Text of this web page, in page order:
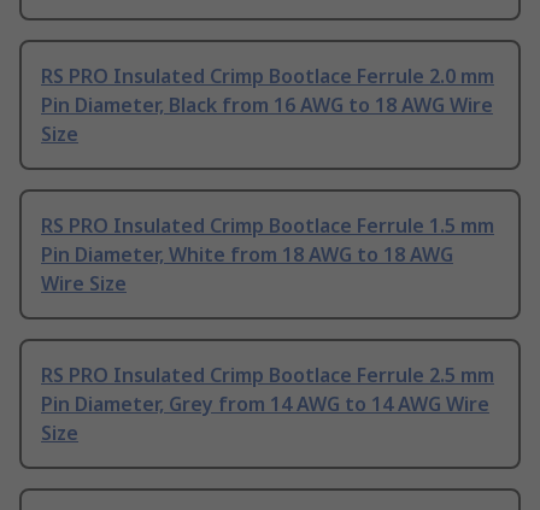
RS PRO Insulated Crimp Bootlace Ferrule 2.0 mm
Pin Diameter, Black from 16 AWG to 18 AWG Wire
Size
RS PRO Insulated Crimp Bootlace Ferrule 1.5 mm
Pin Diameter, White from 18 AWG to 18 AWG
Wire Size
RS PRO Insulated Crimp Bootlace Ferrule 2.5 mm
Pin Diameter, Grey from 14 AWG to 14 AWG Wire
Size